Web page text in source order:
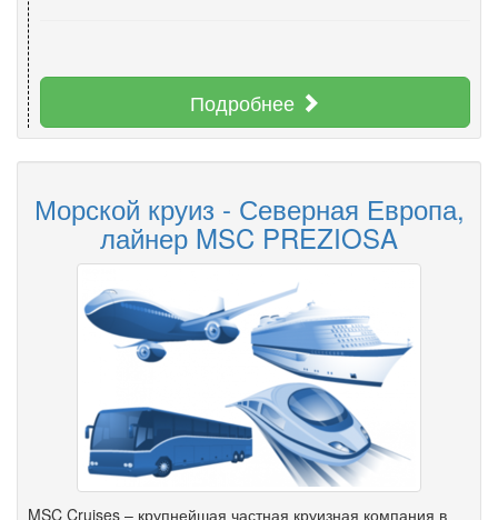
Подробнее
Морской круиз - Северная Европа,
лайнер MSC PREZIOSA
MSC Cruises – крупнейшая частная круизная компания в